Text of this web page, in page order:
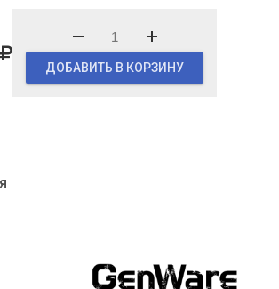
ДОБАВИТЬ В КОРЗИНУ